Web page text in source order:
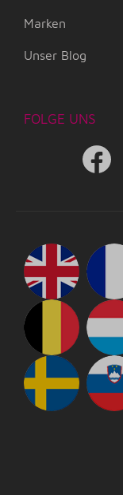
Marken
Unser Blog
FOLGE UNS